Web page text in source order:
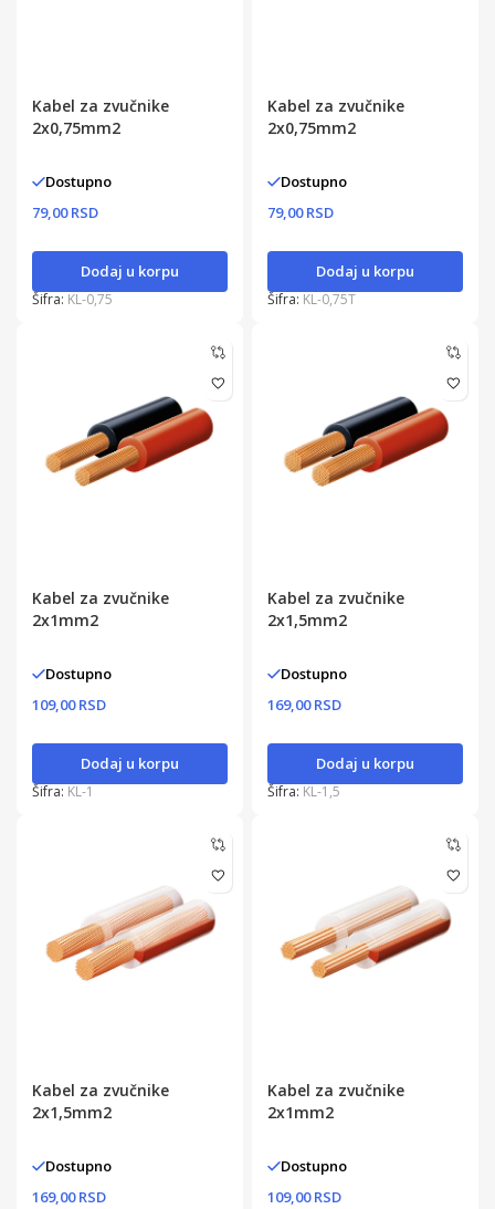
Kabel za zvučnike
2x0,75mm2
Dostupno
79,00 RSD
Dodaj u korpu
Šifra: KL-0,75
Kabel za zvučnike
2x0,75mm2
Dostupno
79,00 RSD
Dodaj u korpu
Šifra: KL-0,75T
Kabel za zvučnike
2x1mm2
Dostupno
109,00 RSD
Dodaj u korpu
Šifra: KL-1
Kabel za zvučnike
2x1,5mm2
Dostupno
169,00 RSD
Dodaj u korpu
Šifra: KL-1,5
Kabel za zvučnike
2x1,5mm2
Dostupno
169,00 RSD
Kabel za zvučnike
2x1mm2
Dostupno
109,00 RSD